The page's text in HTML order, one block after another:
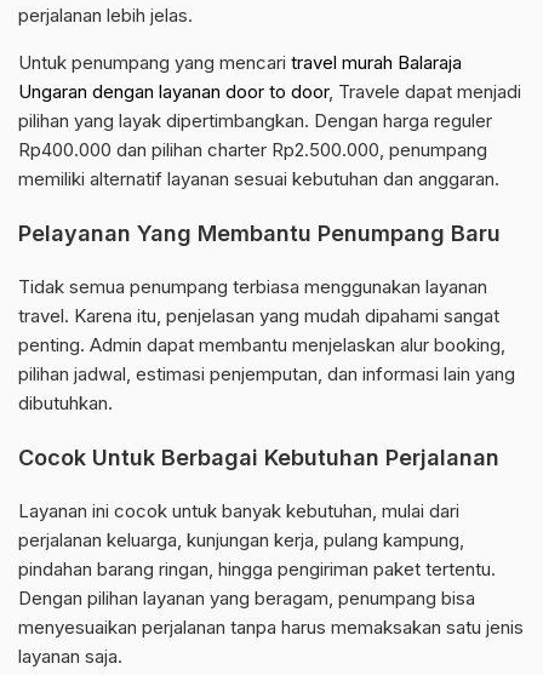
perjalanan lebih jelas.
Untuk penumpang yang mencari travel murah Balaraja
Ungaran dengan layanan door to door, Travele dapat menjadi
pilihan yang layak dipertimbangkan. Dengan harga reguler
Rp400.000 dan pilihan charter Rp2.500.000, penumpang
memiliki alternatif layanan sesuai kebutuhan dan anggaran.
Pelayanan Yang Membantu Penumpang Baru
Tidak semua penumpang terbiasa menggunakan layanan
travel. Karena itu, penjelasan yang mudah dipahami sangat
penting. Admin dapat membantu menjelaskan alur booking,
pilihan jadwal, estimasi penjemputan, dan informasi lain yang
dibutuhkan.
Cocok Untuk Berbagai Kebutuhan Perjalanan
Layanan ini cocok untuk banyak kebutuhan, mulai dari
perjalanan keluarga, kunjungan kerja, pulang kampung,
pindahan barang ringan, hingga pengiriman paket tertentu.
Dengan pilihan layanan yang beragam, penumpang bisa
menyesuaikan perjalanan tanpa harus memaksakan satu jenis
layanan saja.